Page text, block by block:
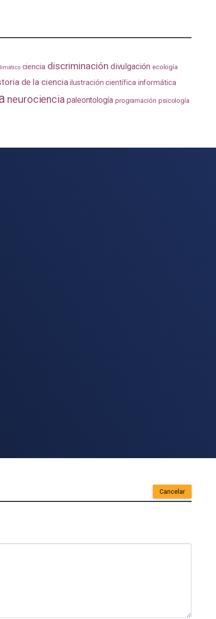
ciencia discriminación divulgación ecología
de la ciencia ilustración científica informática
neurociencia paleontología programación psicología
Cancelar